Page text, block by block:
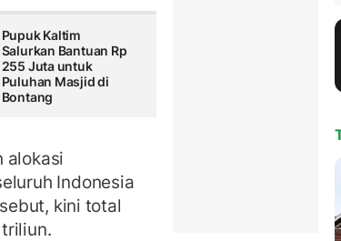
Pupuk Kaltim
Salurkan Bantuan Rp
255 Juta untuk
Puluhan Masjid di
Bontang
alokasi
Indonesia
kini total